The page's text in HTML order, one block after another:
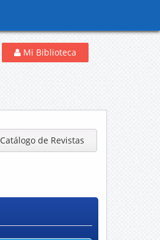
Mi Biblioteca
Catálogo de Revistas